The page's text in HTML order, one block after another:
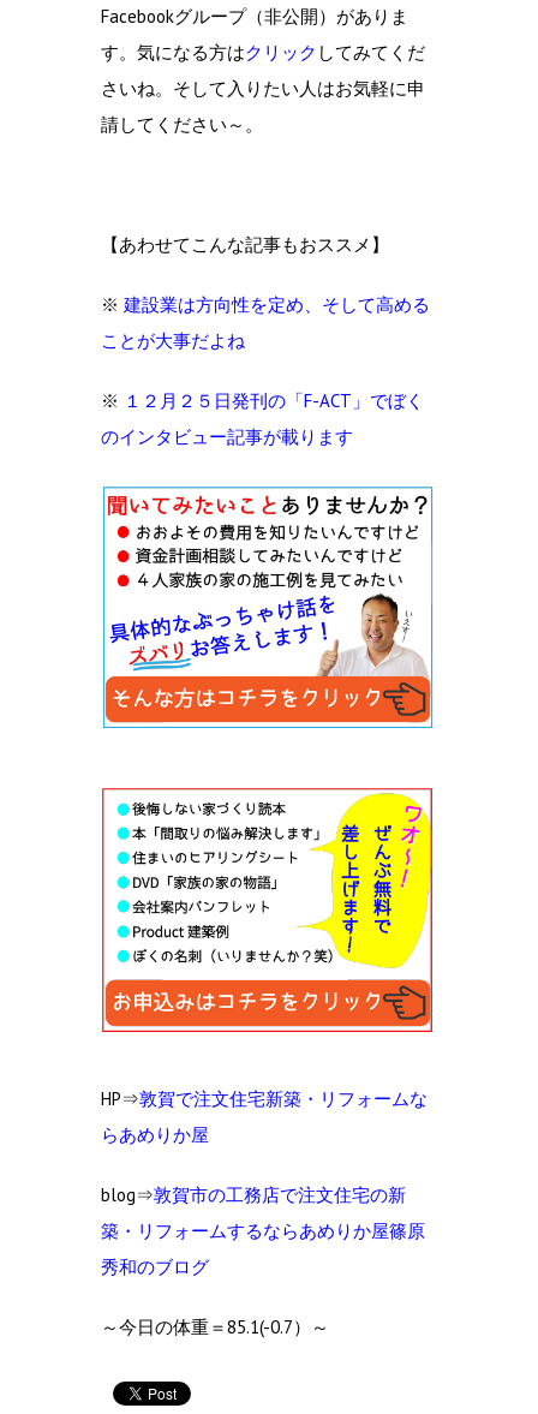
Facebookグループ（非公開）がありま
す。気になる方はクリック してみてくだ
さいね。そして入りたい人はお気軽に申
請してください～。
【あわせてこんな記事もおススメ】
※ 建設業は方向性を定め、そして高める
ことが大事だよね
※ １２月２５日発刊の「F-ACT」でぼく
のインタビュー記事が載ります
HP⇒敦賀で注文住宅新築・リフォームな
らあめりか屋
blog⇒敦賀市の工務店で注文住宅の新
築・リフォームするならあめりか屋篠原
秀和のブログ
～今日の体重＝85.1(-0.7）～